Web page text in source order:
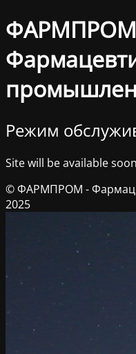
Режим
Site will be available
© ФАРМПРОМ -
2025